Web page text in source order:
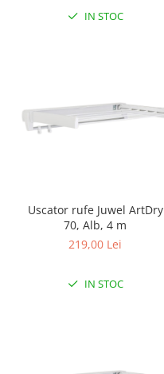
IN STOC
Uscator rufe Juwel ArtDry
70, Alb, 4 m
219,00 Lei
IN STOC